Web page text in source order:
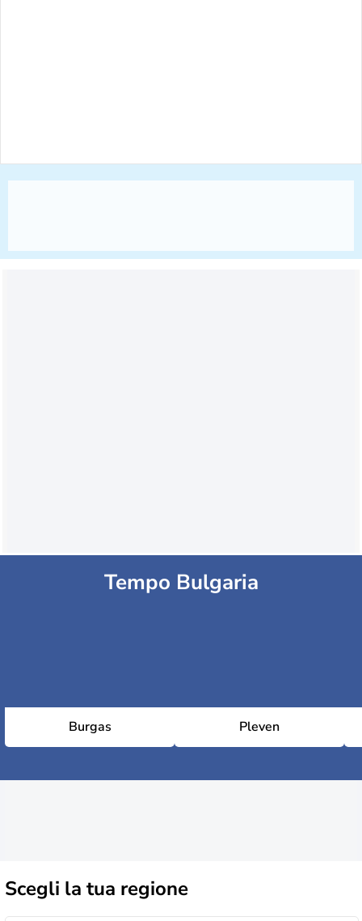
Tempo Bulgaria
Burgas Pleven
Scegli la tua regione